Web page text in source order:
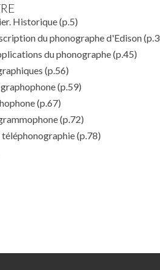
Historique(p.5)
du phonographe d'Edison
du phonographe(p.45)
(p.56)
(p.59)
(p.67)
(p.72)
téléphonographie(p.78)